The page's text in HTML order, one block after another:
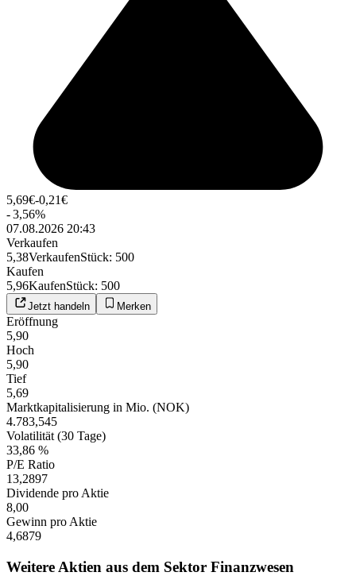
5,69€-0,21€
-3,56%
07.08.2026 20:43
Verkaufen
5,38VerkaufenStück: 500
Kaufen
5,96KaufenStück: 500
Jetzt handeln Merken
Eröffnung
5,90
Hoch
5,90
Tief
5,69
Marktkapitalisierung in Mio. (NOK)
4.783,545
Volatilität (30 Tage)
33,86 %
P/E Ratio
13,2897
Dividende pro Aktie
8,00
Gewinn pro Aktie
4,6879
Weitere Aktien aus dem Sektor Finanzwesen